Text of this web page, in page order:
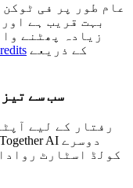
سب سے